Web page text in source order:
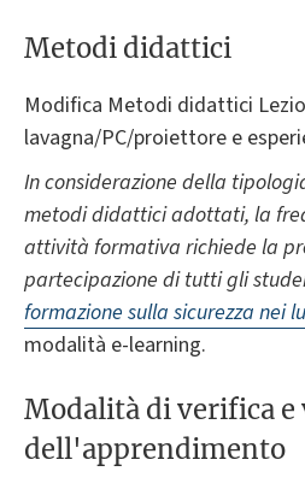
Metodi didattici
Modifica Metodi didattici
lavagna/PC/proiettore e
In considerazione della
metodi didattici adottati, la
attività formativa richiede la
partecipazione di tutti gli
formazione sulla sicurezza nei
modalità e-learning.
Modalità di verifica e
dell'apprendimento